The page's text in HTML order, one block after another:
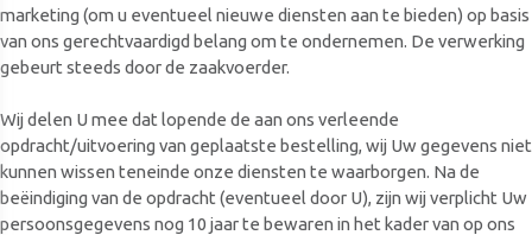
marketing (om u eventueel nieuwe diensten aan te bieden) op basis
van ons gerechtvaardigd belang om te ondernemen. De verwerking
gebeurt steeds door de zaakvoerder.
Wij delen U mee dat lopende de aan ons verleende
opdracht/uitvoering van geplaatste bestelling, wij Uw gegevens niet
kunnen wissen teneinde onze diensten te waarborgen. Na de
beëindiging van de opdracht (eventueel door U), zijn wij verplicht Uw
persoonsgegevens nog 10 jaar te bewaren in het kader van op ons